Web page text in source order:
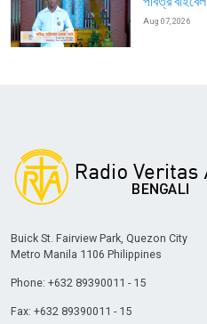
Aug 07, 2026
Buick St. Fairview Park, Quezon City
Metro Manila 1106 Philippines
Phone: +632 89390011 - 15
Fax: +632 89390011 - 15